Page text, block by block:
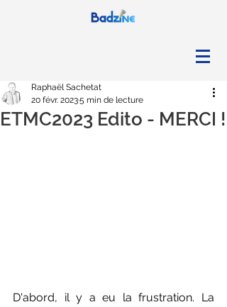
ETMC2023 Edito - MERCI !
Raphaël Sachetat
20 févr. 20235 min de lecture
D'abord, il y a eu la frustration. La